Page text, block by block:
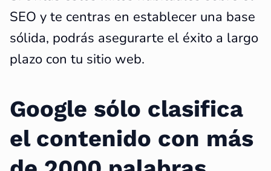
SEO y te centras en establecer una base
sólida, podrás asegurarte el éxito a largo
plazo con tu sitio web.
Google sólo clasifica
el contenido con más